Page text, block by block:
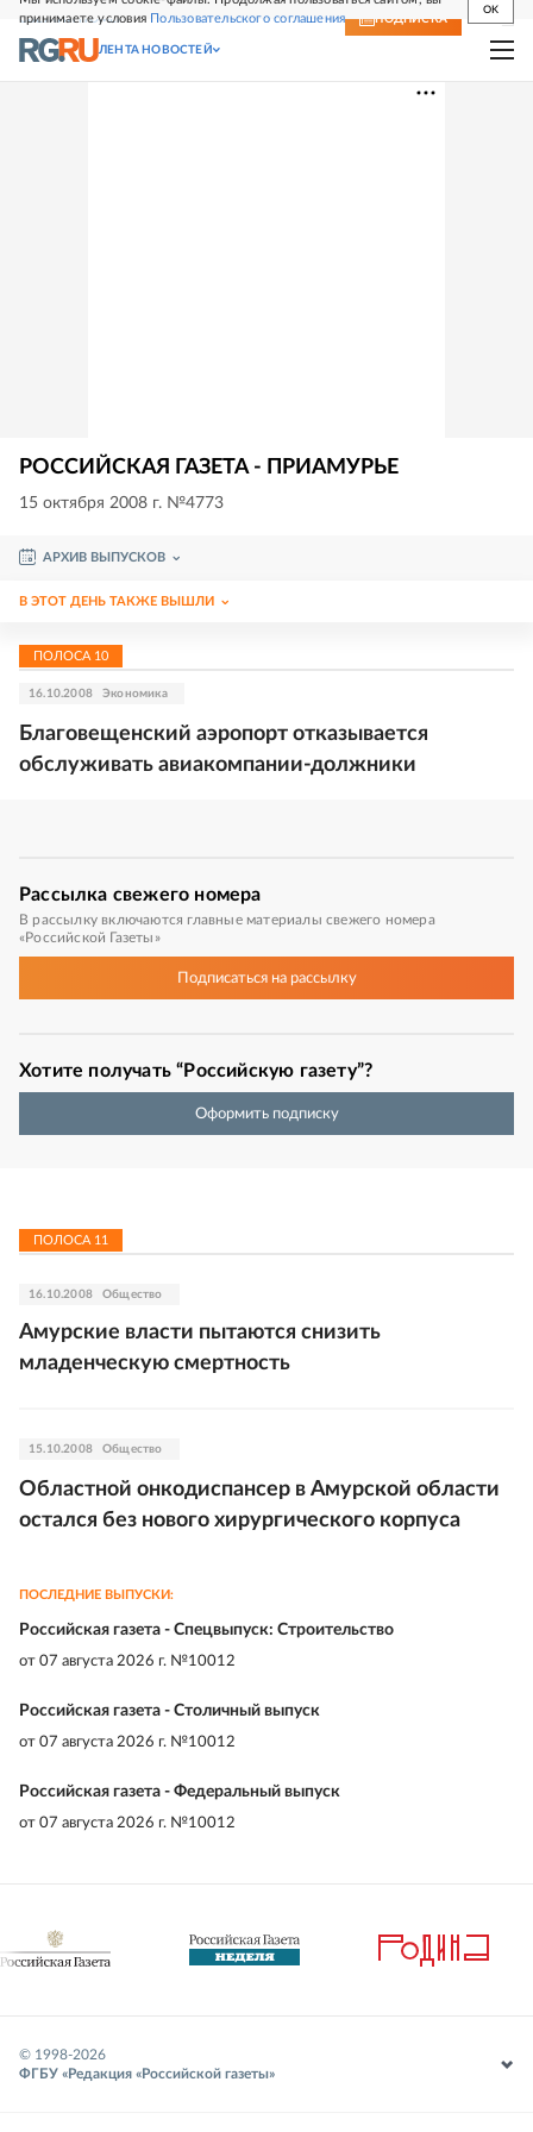
принимаете условия Пользовательского соглашения
OK
СВЕЖИЙ НОМЕР ПОДПИСКА
ЛЕНТА НОВОСТЕЙ
РОССИЙСКАЯ ГАЗЕТА - ПРИАМУРЬЕ
15 октября 2008 г. №4773
АРХИВ ВЫПУСКОВ
В ЭТОТ ДЕНЬ ТАКЖЕ ВЫШЛИ
ПОЛОСА 10
16.10.2008 Экономика
Благовещенский аэропорт отказывается
обслуживать авиакомпании-должники
Рассылка свежего номера
В рассылку включаются главные материалы свежего номера
«Российской Газеты»
Подписатьсяна рассылку
Хотите получать “Российскую газету”?
Оформить подписку
ПОЛОСА 11
16.10.2008 Общество
Амурские власти пытаются снизить
младенческую смертность
15.10.2008 Общество
Областной онкодиспансер в Амурской области
остался без нового хирургического корпуса
ПОСЛЕДНИЕ ВЫПУСКИ:
Российская газета - Спецвыпуск: Строительство
от 07 августа 2026 г. №10012
Российская газета - Столичный выпуск
от 07 августа 2026 г. №10012
Российская газета - Федеральный выпуск
от 07 августа 2026 г. №10012
© 1998-2026
ФГБУ «Редакция «Российской газеты»